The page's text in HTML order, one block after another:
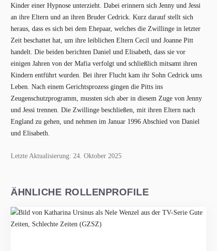
Kinder einer Hypnose unterzieht. Dabei erinnern sich Jenny und Jessi
an ihre Eltern und an ihren Bruder Cedrick. Kurz darauf stellt sich
heraus, dass es sich bei dem Ehepaar, welches die Zwillinge in letzter
Zeit beschattet hat, um ihre leiblichen Eltern Cecil und Joanne Pitt
handelt. Die beiden berichten Daniel und Elisabeth, dass sie vor
einigen Jahren von der Mafia verfolgt und schließlich mitsamt ihren
Kindern entführt wurden. Bei ihrer Flucht kam ihr Sohn Cedrick ums
Leben. Nach einem Gerichtsprozess gingen die Pitts ins
Zeugenschutzprogramm, mussten sich aber in diesem Zuge von Jenny
und Jessi trennen. Die Zwillinge beschließen, mit ihren Eltern nach
England zu gehen, und nehmen im Januar 1996 Abschied von Daniel
und Elisabeth.
Letzte Aktualisierung: 24. Oktober 2025
ÄHNLICHE ROLLENPROFILE